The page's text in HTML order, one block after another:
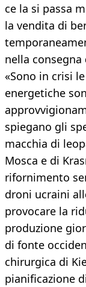
ce la si passa
la vendita di
nella
«Sono in crisi
energetiche
spiegano gli
macchia di
Mosca e di
rifornimento
droni ucraini
provocare la
produzione
di fonte
chirurgica di
pianificazione